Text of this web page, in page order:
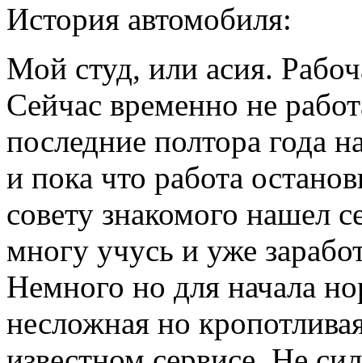
История автомобиля:
Мой студ, или асия.
Сейчас временно не
последние полтора года
и пока что работа
совету знакомого нашел
многу учусь и уже
Немного но для начала
несложная но